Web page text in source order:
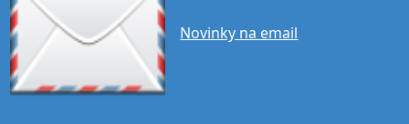
Novinky na email